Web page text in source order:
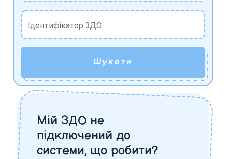
Ідентифікатор ЗДО
Шукати
Мій ЗДО не
підключений до
системи, що робити?